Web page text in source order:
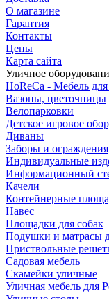
О магазине
Гарантия
Контакты
Цены
Карта сайта
Уличное
HoReCa - Мебель
Вазоны, цветочницы
Велопарковки
Детское игровое
Диваны
Заборы и ограждения
Индивидуальные
Информационный
Качели
Контейнерные
Навес
Площадки для собак
Подушки и матрасы
Приствольные
Садовая мебель
Скамейки уличные
Уличная мебель для